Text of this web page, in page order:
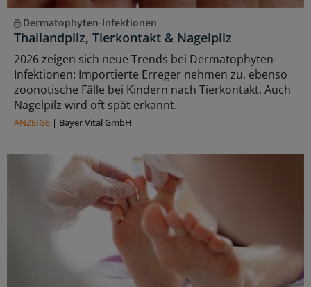
Dermatophyten-Infektionen
Thailandpilz, Tierkontakt & Nagelpilz
2026 zeigen sich neue Trends bei Dermatophyten-
Infektionen: Importierte Erreger nehmen zu, ebenso
zoonotische Fälle bei Kindern nach Tierkontakt. Auch
Nagelpilz wird oft spät erkannt.
ANZEIGE | Bayer Vital GmbH